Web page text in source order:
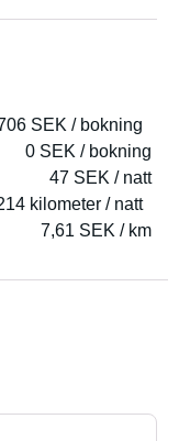
SEK / bokning
0 SEK / bokning
47 SEK / natt
kilometer / natt
7,61 SEK / km